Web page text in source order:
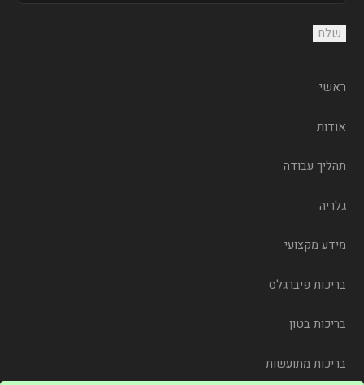
ראשי
אודות
תהליך עבודה
גלריה
מידע מקצועי
בריכות פיברגלס
בריכות בטון
בריכות מתועשות